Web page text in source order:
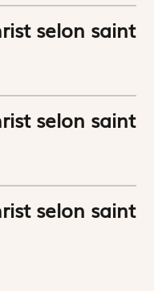
selon saint
selon saint
selon saint